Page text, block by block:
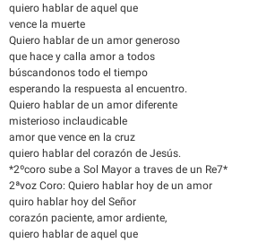
quiero hablar de aquel que
vence la muerte
Quiero hablar de un amor generoso
que hace y calla amor a todos
búscandonos todo el tiempo
esperando la respuesta al encuentro.
Quiero hablar de un amor diferente
misterioso inclaudicable
amor que vence en la cruz
quiero hablar del corazón de Jesús.
*2ºcoro sube a Sol Mayor a traves de un Re7*
2ªvoz Coro: Quiero hablar hoy de un amor
quiro hablar hoy del Señor
corazón paciente, amor ardiente,
quiero hablar de aquel que